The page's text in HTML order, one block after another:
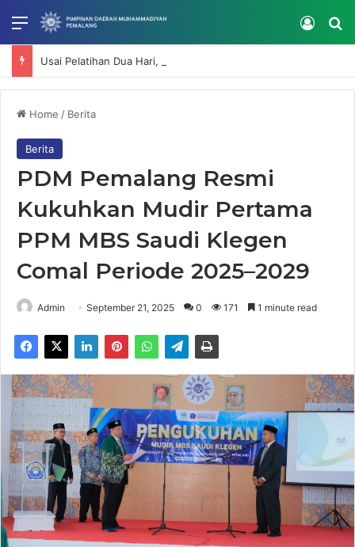
Menu Log In
Home / Berita
Berita
PDM Pemalang Resmi
Kukuhkan Mudir Pertama
PPM MBS Saudi Klegen
Comal Periode 2025–2029
Admin September 21, 2025 0 171 1 minute read